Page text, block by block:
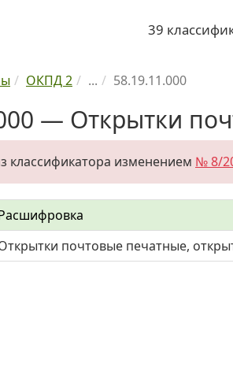
39
ОКПД 2 ... 58.19.11.000
— Открытки
классификатора изменением № 8/
почтовые печатные,